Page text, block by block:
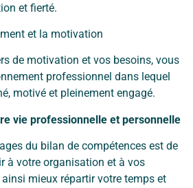
et fierté.
et la motivation
de motivation et vos besoins, vous
professionnel dans lequel
motivé et pleinement engagé.
vie professionnelle et personnelle
du bilan de compétences est de
à votre organisation et à vos
mieux répartir votre temps et